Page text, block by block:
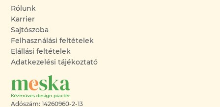
Rólunk
Karrier
Sajtószoba
Felhasználási feltételek
Elállási feltételek
Adatkezelési tájékoztató
Adószám: 14260960-2-13